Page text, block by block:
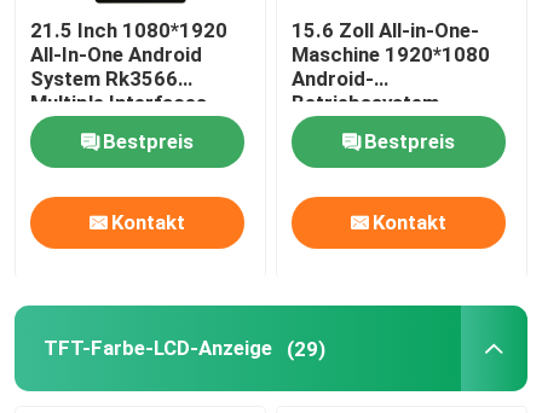
Automobil-LCD-Anzeige
Handy LCD-Anzeige
Hohe Helligkeit LCD-Anzeige
Zeichen-LCD-Anzeigemodul
21.5 Inch 1080*1920
All-In-One Android
System Rk3566
Multiple Interfaces
Adjustable Brightness
Bestpreis
Kontakt
15.6 Zoll All-in-One-
Maschine 1920*1080
Android-
Betriebssystem
Unterstützung für
mehrere Schnittstellen
mehrere Sprachen
Bestpreis
Kontakt
TFT-Farbe-LCD-Anzeige (29)